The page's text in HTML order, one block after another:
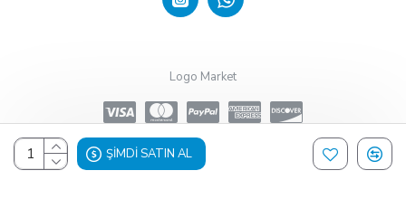
ŞIMDI SATIN AL
Logo Market
Design, Hosting & Support By Shopgez.com